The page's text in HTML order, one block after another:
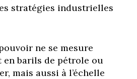
stratégies industrielles
ne se mesure
en barils de pétrole ou
mais aussi à l’échelle